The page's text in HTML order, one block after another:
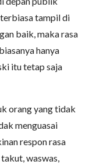
tampil di
baik, maka rasa
hanya
itu tetap saja
orang yang tidak
menguasai
respon rasa
waswas,